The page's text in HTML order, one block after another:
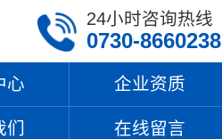
24小时咨询热线
0730-8660238
心 企业资质
们 在线留言